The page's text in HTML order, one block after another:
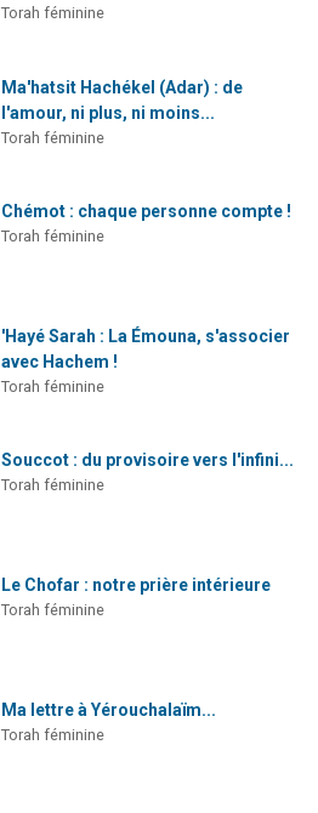
Torah féminine
Ma'hatsit Hachékel (Adar) : de
l'amour, ni plus, ni moins...
Torah féminine
Chémot : chaque personne compte !
Torah féminine
'Hayé Sarah : La Émouna, s'associer
avec Hachem !
Torah féminine
Souccot : du provisoire vers l'infini...
Torah féminine
Le Chofar : notre prière intérieure
Torah féminine
Ma lettre à Yérouchalaïm...
Torah féminine